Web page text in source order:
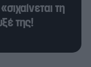
τη
της!